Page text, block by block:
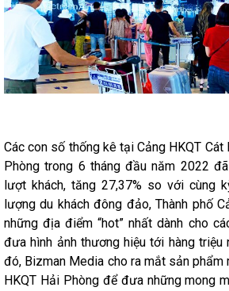
Các con số thống kê tại Cảng HKQT Cát
Phòng trong 6 tháng đầu năm 2022
lượt khách, tăng 27,37% so với cùng
lượng du khách đông đảo, Thành phố
những địa điểm “hot” nhất dành cho
đưa hình ảnh thương hiệu tới hàng
đó, Bizman Media cho ra mắt sản phẩm
HKQT Hải Phòng để đưa những mong